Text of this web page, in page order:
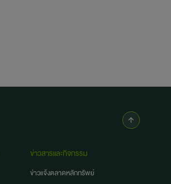
ข่าวสารและกิจกรรม
ข่าวแจ้งตลาดหลักทรัพย์